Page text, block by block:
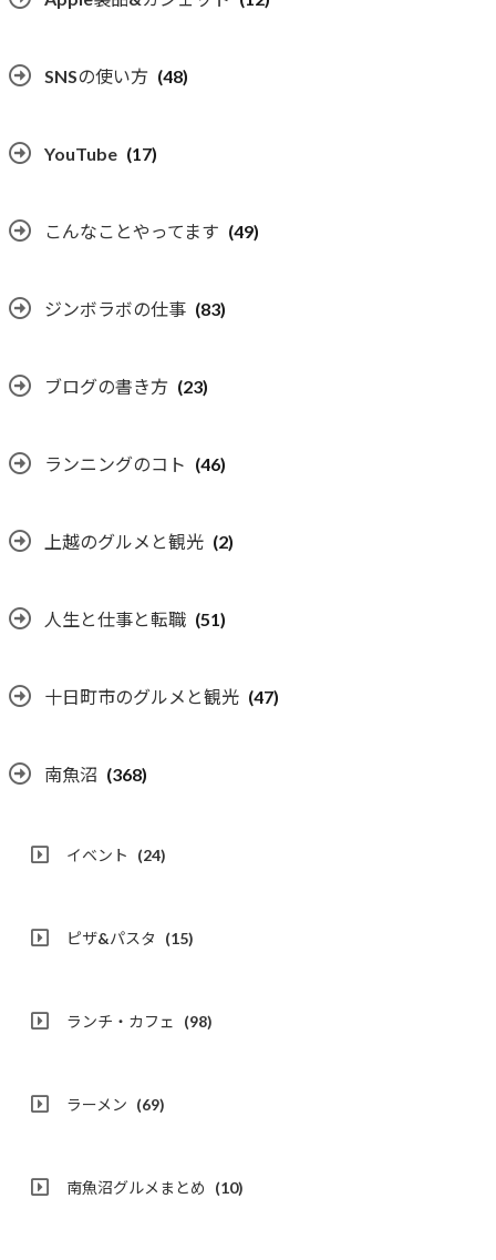
SNSの使い方 (48)
YouTube (17)
こんなことやってます (49)
ジンボラボの仕事 (83)
ブログの書き方 (23)
ランニングのコト (46)
上越のグルメと観光 (2)
人生と仕事と転職 (51)
十日町市のグルメと観光 (47)
南魚沼 (368)
イベント (24)
ピザ&パスタ (15)
ランチ・カフェ (98)
ラーメン (69)
南魚沼グルメまとめ (10)